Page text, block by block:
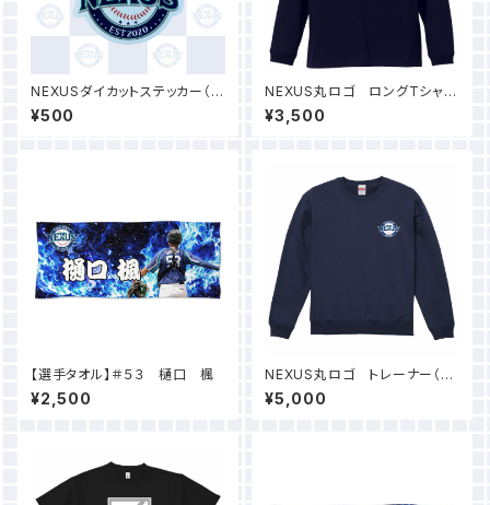
NEXUSダイカットステッカー（3
枚）
¥500
NEXUS丸ロゴ ロングTシャツ
（ネイビー）
¥3,500
【選手タオル】＃５３ 樋口 楓
¥2,500
NEXUS丸ロゴ トレーナー（イ
ンディゴ）
¥5,000